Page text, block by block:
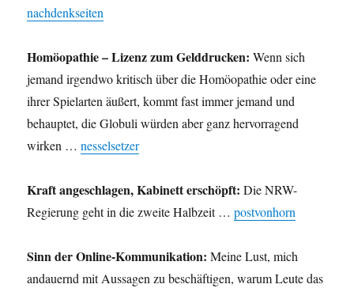
nachdenkseiten
Homöopathie – Lizenz zum Gelddrucken: Wenn sich
jemand irgendwo kritisch über die Homöopathie oder eine
ihrer Spielarten äußert, kommt fast immer jemand und
behauptet, die Globuli würden aber ganz hervorragend
wirken …nesselsetzer
Kraft angeschlagen, Kabinett erschöpft: Die NRW-
Regierung geht in die zweite Halbzeit …postvonhorn
Sinn der Online-Kommunikation: Meine Lust, mich
andauernd mit Aussagen zu beschäftigen, warum Leute das